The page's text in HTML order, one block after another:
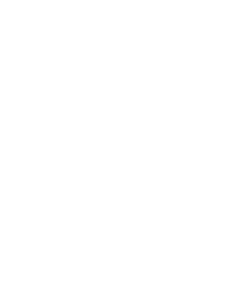
والعالمي